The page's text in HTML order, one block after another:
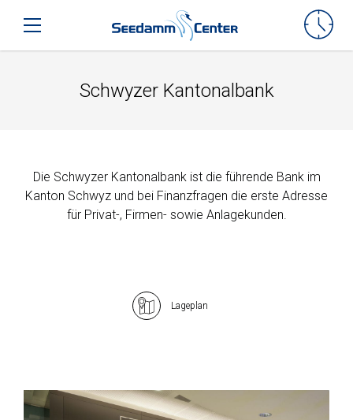
Seedamm-Center
Toggle mobile navigation
Schwyzer Kantonalbank
Die Schwyzer Kantonalbank ist die führende Bank im
Kanton Schwyz und bei Finanzfragen die erste Adresse
für Privat-, Firmen- sowie Anlagekunden.
Lageplan